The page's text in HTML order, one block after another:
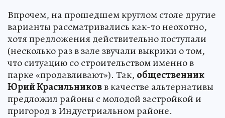
Впрочем, на прошедшем круглом столе другие
варианты рассматривались как-то неохотно,
хотя предложения действительно поступали
(несколько раз в зале звучали выкрики о том,
что ситуацию со строительством именно в
парке «продавливают»). Так, общественник
Юрий Красильниковв качестве альтернативы
предложил районы с молодой застройкой и
пригород в Индустриальном районе.